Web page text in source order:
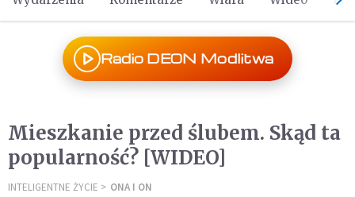
Radio DEON Modlitwa
Mieszkanie przed ślubem. Skąd ta
popularność? [WIDEO]
INTELIGENTNE ŻYCIE ONA I ON